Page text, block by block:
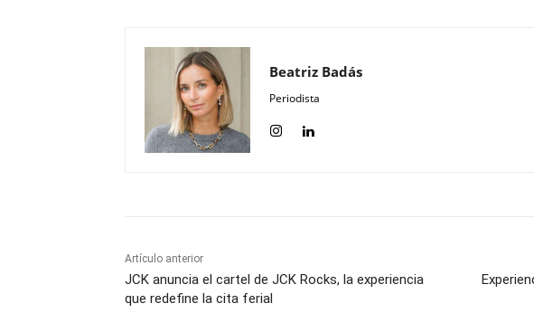
Beatriz Badás
Periodista
Artículo anterior
JCK anuncia el cartel de JCK Rocks, la experiencia
que redefine la cita ferial